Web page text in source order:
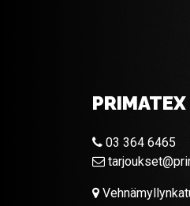
PRIMATEX
03 364 6465